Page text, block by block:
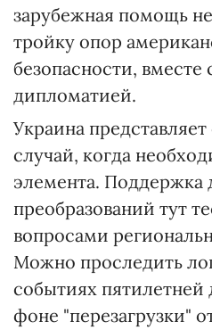
зарубежная помощь
тройку опор
безопасности, вместе
дипломатией.
Украина
случай, когда
элемента. Поддержка
преобразований тут
вопросами
Можно проследить
событиях пятилетней
фоне "перезагрузки"